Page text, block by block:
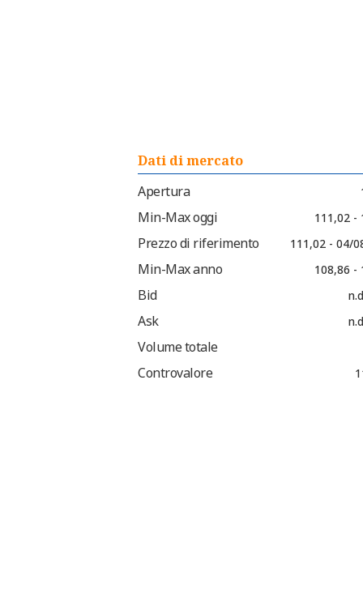
Dati di mercato
Apertura
Min-Max oggi 111,02 -
Prezzo di riferimento 111,02 - 04/
Min-Max anno 108,86 -
Bid
Ask
Volume totale
Controvalore